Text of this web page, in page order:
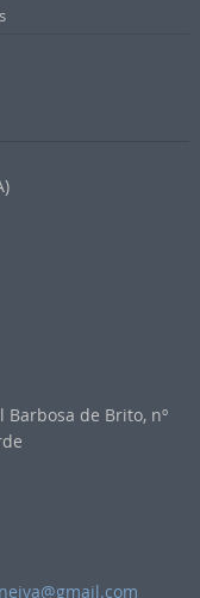
Barbosa de Brito, nº